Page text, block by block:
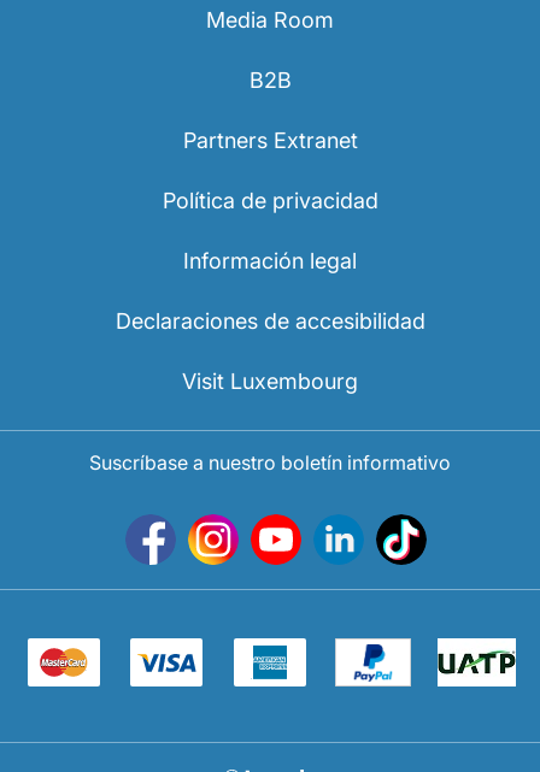
Media Room
B2B
Partners Extranet
Política de privacidad
Información legal
Declaraciones de accesibilidad
Visit Luxembourg
Suscríbase a nuestro boletín informativo